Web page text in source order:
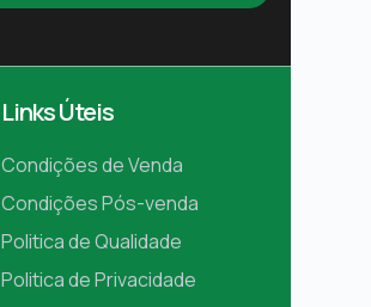
Links Úteis
Condições de Venda
Condições Pós-venda
Politica de Qualidade
Politica de Privacidade